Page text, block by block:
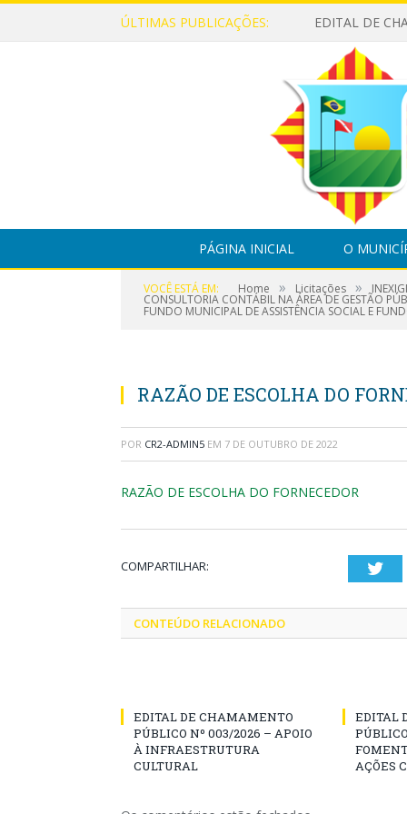
ÚLTIMAS PUBLICAÇÕES:
PÁGINA INICIAL O
VOCÊ ESTÁ EM: Home » Licitações »
CONSULTORIA CONTÁBIL NA ÁREA DE GESTÃO
FUNDO MUNICIPAL DE ASSISTÊNCIA SOCIAL E
RAZÃO DE ESCOLHA DO
POR CR2-ADMIN5 EM 7 DE OUTUBRO DE 2022
RAZÃO DE ESCOLHA DO FORNECEDOR
COMPARTILHAR:
CONTEÚDO RELACIONADO
EDITAL DE CHAMAMENTO
PÚBLICO Nº 003/2026 – APOIO
À INFRAESTRUTURA
CULTURAL
EDITAL
AÇÕES